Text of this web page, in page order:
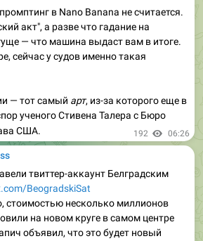
в Nano Banana не считается.
акт", а разве что гадание на
— что машина выдаст вам в итоге.
сейчас у судов именно такая
— тот самый арт, из-за которого еще в
ученого Стивена Талера с Бюро
США.
192 06:26
твиттер-аккаунт Белградским
BeogradskiSat
стоимостью несколько миллионов
на новом круге в самом центре
объявил, что это будет новый